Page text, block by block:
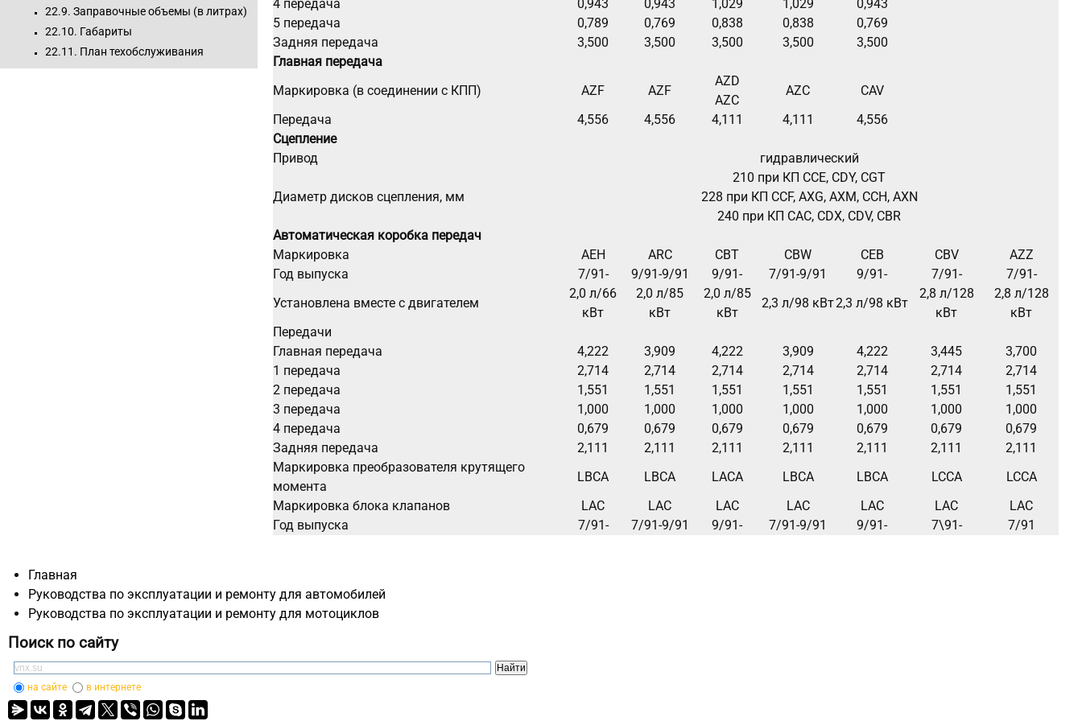
22.9. Заправочные объемы (в литрах)
22.10. Габариты
22.11. План техобслуживания
4 передача 0,943 0,943 1,029 1,029
0,943
5 передача
0,789 0,769 0,838 0,838
0,769
Задняя передача
3,500 3,500 3,500 3,500
3,500
Главная передача
Маркировка (в соединении с КПП)
AZF AZF
AZD
AZC
AZC
CAV
Передача
4,556 4,556 4,111 4,111
4,556
Сцепление
Привод
гидравлический
Диаметр дисков сцепления, мм
210 при КП CCE, CDY, CGT
228 при КП CCF, AXG, AXM, CCH, AXN
240 при КП CAC, CDX, CDV, CBR
Автоматическая коробка передач
Маркировка
AEH ARC CBT CBW CEB CBV
AZZ
Год выпуска
7/91- 9/91-9/91 9/91- 7/91-9/91 9/91- 7/91-
7/91-
Установлена вместе с двигателем
2,0 л/66
кВт
2,0 л/85
кВт
2,0 л/85
кВт
2,3 л/98 кВт2,3 л/98 кВт
2,8 л/128
кВт
2,8 л/128
кВт
Передачи
Главная передача
4,222 3,909 4,222 3,909 4,222 3,445
3,700
1 передача
2,714 2,714 2,714 2,714 2,714 2,714
2,714
2 передача
1,551 1,551 1,551 1,551 1,551 1,551
1,551
3 передача
1,000 1,000 1,000 1,000 1,000 1,000
1,000
4 передача
0,679 0,679 0,679 0,679 0,679 0,679
0,679
Задняя передача
2,111 2,111 2,111 2,111 2,111 2,111
2,111
Маркировка преобразователя крутящего
момента
LBCA LBCA LACA LBCA LBCA LCCA
LCCA
Маркировка блока клапанов
LAC LAC LAC LAC LAC LAC
LAC
Год выпуска
7/91- 7/91-9/91 9/91- 7/91-9/91 9/91- 7\91- 7/91
Главная
Руководства по эксплуатации и ремонту для автомобилей
Руководства по эксплуатации и ремонту для мотоциклов
Поиск по сайту
на сайте в интернете